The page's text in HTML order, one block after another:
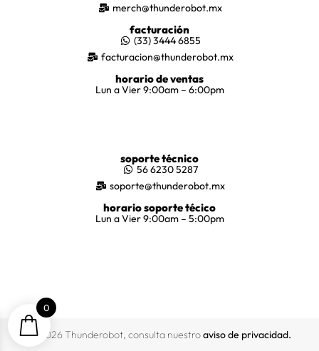
merch@thunderobot.mx
facturación
(33) 3444 6855
facturacion@thunderobot.mx
horario de ventas
Lun a Vier 9:00am – 6:00pm
soporte técnico
56 6230 5287
soporte@thunderobot.mx
horario soporte técico
Lun a Vier 9:00am – 5:00pm
© 2026 Thunderobot, consulta nuestroaviso de privacidad.
0